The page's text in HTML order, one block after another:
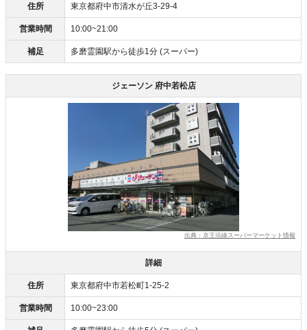
住所 東京都府中市清水が丘3-29-4
営業時間 10:00~21:00
補足 多磨霊園駅から徒歩1分 (スーパー)
ジェーソン 府中若松店
出典：京王沿線スーパーマーケット情報
詳細
住所 東京都府中市若松町1-25-2
営業時間 10:00~23:00